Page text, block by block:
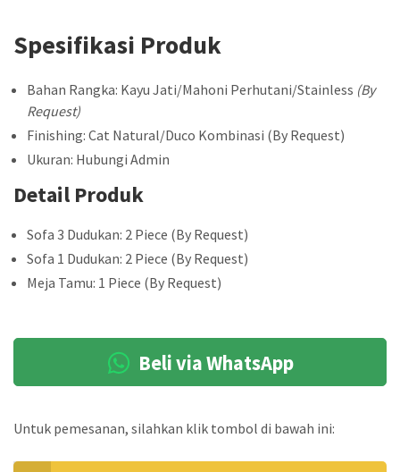
Spesifikasi Produk
Bahan Rangka: Kayu Jati/Mahoni Perhutani/Stainless (By
Request)
Finishing: Cat Natural/Duco Kombinasi (By Request)
Ukuran: Hubungi Admin
Detail Produk
Sofa 3 Dudukan: 2 Piece (By Request)
Sofa 1 Dudukan: 2 Piece (By Request)
Meja Tamu: 1 Piece (By Request)
Beli via WhatsApp
Untuk pemesanan, silahkan klik tombol di bawah ini: